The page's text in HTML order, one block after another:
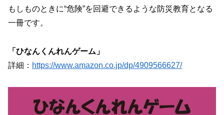
もしものときに“危険”を回避できるような防災教育となる
一冊です。
「ひなんくんれんゲーム」
詳細： https://www.amazon.co.jp/dp/4909566627/